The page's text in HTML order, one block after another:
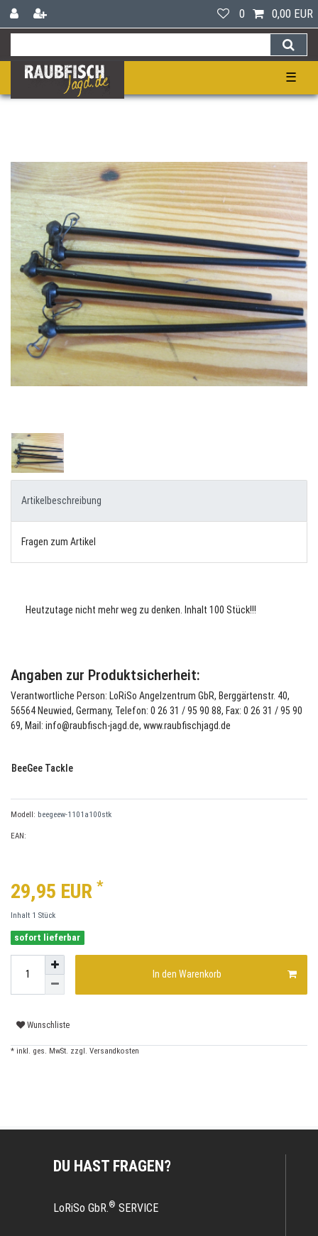
0 0,00 EUR
☰
Artikelbeschreibung
Fragen zum Artikel
Heutzutage nicht mehr weg zu denken. Inhalt 100 Stück!!!
Angaben zur Produktsicherheit:
Verantwortliche Person: LoRiSo Angelzentrum GbR, Berggärtenstr. 40,
56564 Neuwied, Germany, Telefon: 0 26 31 / 95 90 88, Fax: 0 26 31 / 95 90
69, Mail: info@raubfisch-jagd.de, www.raubfischjagd.de
BeeGee Tackle
Modell: beegeew-1101a100stk
EAN:
29,95 EUR *
Inhalt 1 Stück
sofort lieferbar
In den Warenkorb
Wunschliste
* inkl. ges. MwSt. zzgl. Versandkosten
DU HAST FRAGEN?
LoRiSo GbR.® SERVICE